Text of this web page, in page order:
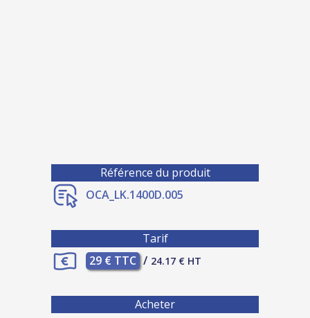
Référence du produit
OCA_LK.1400D.005
Tarif
29 € TTC / 24.17 € HT
Acheter